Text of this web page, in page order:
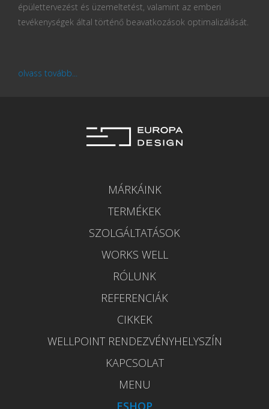
épülettervezést és üzemeltetést, valamint az emberi
tevékenységek által történő beavatkozások optimalizálását.
olvass tovább...
MÁRKÁINK
TERMÉKEK
SZOLGÁLTATÁSOK
WORKS WELL
RÓLUNK
REFERENCIÁK
CIKKEK
WELLPOINT RENDEZVÉNYHELYSZÍN
KAPCSOLAT
MENU
ESHOP